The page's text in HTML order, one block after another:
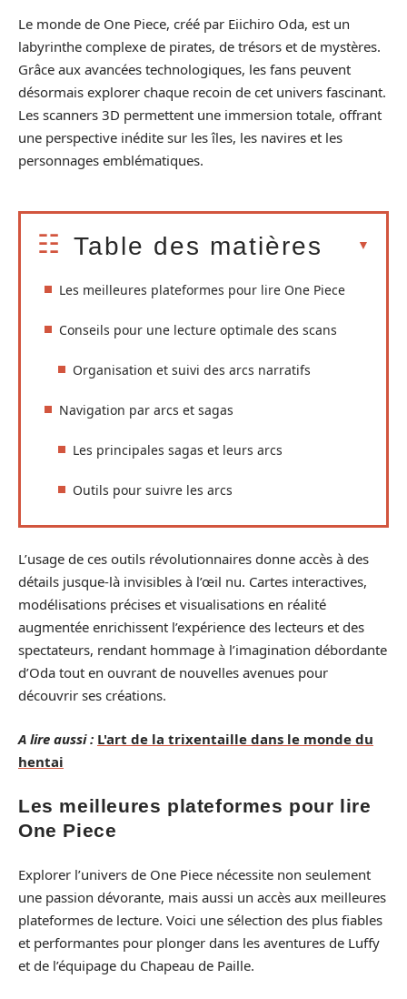
Le monde de One Piece, créé par Eiichiro Oda, est un
labyrinthe complexe de pirates, de trésors et de mystères.
Grâce aux avancées technologiques, les fans peuvent
désormais explorer chaque recoin de cet univers fascinant.
Les scanners 3D permettent une immersion totale, offrant
une perspective inédite sur les îles, les navires et les
personnages emblématiques.
Table des matières
Les meilleures plateformes pour lire One Piece
Conseils pour une lecture optimale des scans
Organisation et suivi des arcs narratifs
Navigation par arcs et sagas
Les principales sagas et leurs arcs
Outils pour suivre les arcs
L’usage de ces outils révolutionnaires donne accès à des
détails jusque-là invisibles à l’œil nu. Cartes interactives,
modélisations précises et visualisations en réalité
augmentée enrichissent l’expérience des lecteurs et des
spectateurs, rendant hommage à l’imagination débordante
d’Oda tout en ouvrant de nouvelles avenues pour
découvrir ses créations.
A lire aussi : L'art de la trixentaille dans le monde du
hentai
Les meilleures plateformes pour lire
One Piece
Explorer l’univers de One Piece nécessite non seulement
une passion dévorante, mais aussi un accès aux meilleures
plateformes de lecture. Voici une sélection des plus fiables
et performantes pour plonger dans les aventures de Luffy
et de l’équipage du Chapeau de Paille.